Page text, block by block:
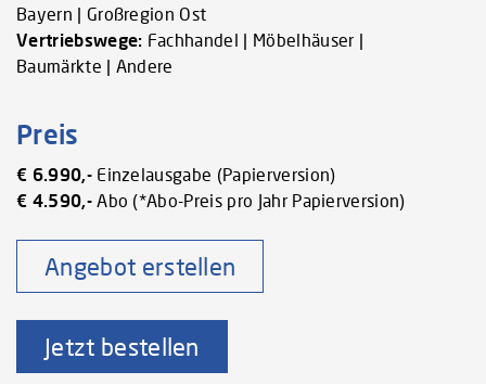
Bayern | Großregion Ost
Vertriebswege: Fachhandel | Möbelhäuser |
Baumärkte | Andere
Preis
€ 6.990,-Einzelausgabe (Papierversion)
€ 4.590,-Abo (*Abo-Preis pro Jahr Papierversion)
Angebot erstellen
Jetzt bestellen